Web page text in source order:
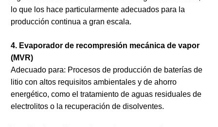
lo que los hace particularmente adecuados para la
producción continua a gran escala.
4. Evaporador de recompresión mecánica de vapor
(MVR)
Adecuado para: Procesos de producción de baterías de
litio con altos requisitos ambientales y de ahorro
energético, como el tratamiento de aguas residuales de
electrolitos o la recuperación de disolventes.